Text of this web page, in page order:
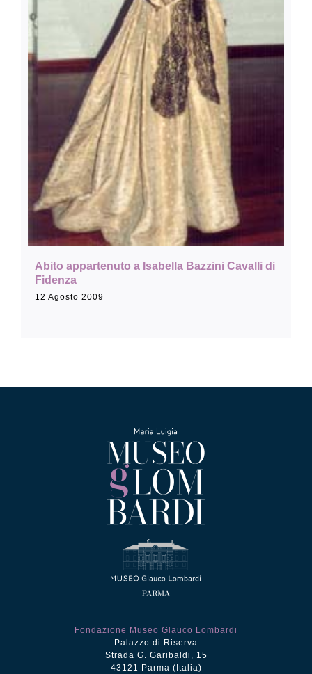
Collezione
Contatti e biglietti
Accessibilità
English
Abito appartenuto a Isabella Bazzini Cavalli di
Fidenza
12 Agosto 2009
Fondazione Museo Glauco Lombardi
Palazzo di Riserva
Strada G. Garibaldi, 15
43121 Parma (Italia)